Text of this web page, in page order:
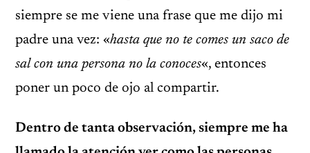
siempre se me viene una frase que me dijo mi
padre una vez: «hasta que no te comes un saco de
sal con una persona no la conoces«, entonces
poner un poco de ojo al compartir.
Dentro de tanta observación, siempre me ha